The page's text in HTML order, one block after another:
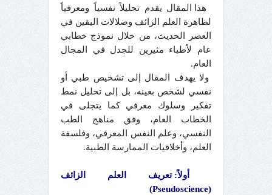
هذا المقال يقدم تحليلاً نفسياً ومعرفياً
لظاهرة العلم الزائف وضلالات اليقين في
العصر الحديث، من خلال نموذج خطابي
عام لأطباء مثيرين للجدل في المجال
العام.
ولا يهدف المقال إلى تشخيص طبي أو
نفسي لشخص بعينه، بل إلى تحليل نمط
تفكير وسلوك معرفي كما يتجلى في
الخطاب العام، وفق مناهج الطب
النفسي، وعلم النفس المعرفي، وفلسفة
العلم، وأخلاقيات الممارسة الطبية.
أولاً: تعريف العلم الزائف
(Pseudoscience)